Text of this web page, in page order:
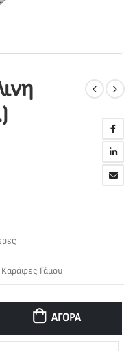
Καράφες Γάμου
ΑΓΟΡΆ